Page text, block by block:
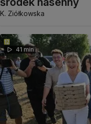
K. Ziółkowska
41 min